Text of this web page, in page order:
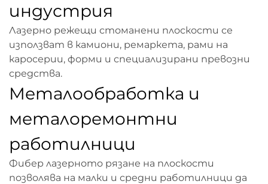
индустрия
Лазерно режещи стоманени плоскости се
използват в камиони, ремаркета, рами на
каросерии, форми и специализирани превозни
средства.
Металообработка и
металоремонтни
работилници
Фибер лазерното рязане на плоскости
позволява на малки и средни работилници да